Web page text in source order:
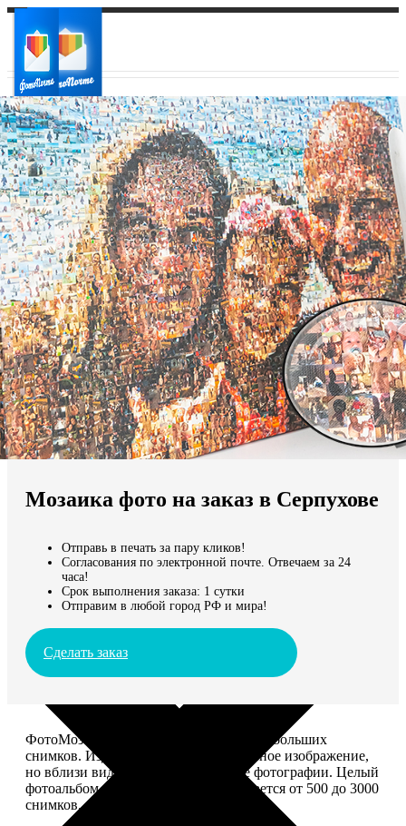
Ваш город:
Ваш регион доставки
Выберите из списка:
Мы доставляем по всему миру
Продолжить без города
Мозаика фото на заказ в Серпухове
Отправь в печать за пару кликов!
Согласования по электронной почте. Отвечаем за 24
часа!
Срок выполнения заказа: 1 сутки
Отправим в любой город РФ и мира!
Сделать заказ
ФотоМозаика – это картина из сотен небольших
снимков. Издалека смотрится как единое изображение,
но вблизи видно, что это отдельные фотографии. Целый
фотоальбом в одной картине: помещается от 500 до 3000
снимков.